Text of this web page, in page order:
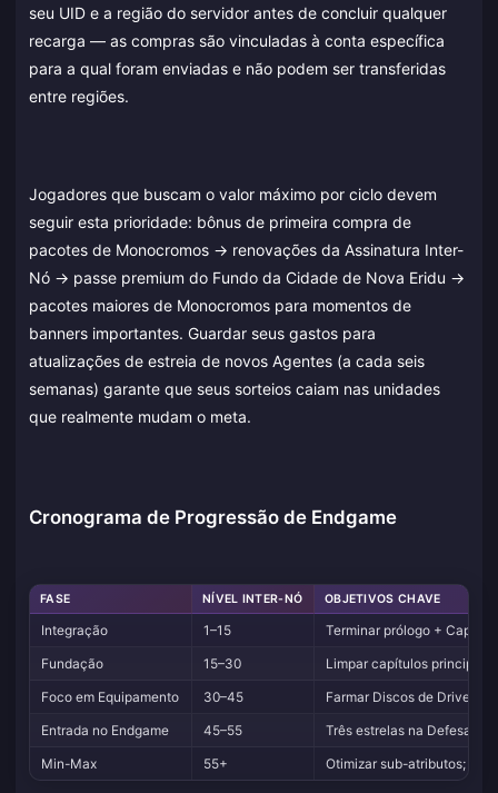
seu UID e a região do servidor antes de concluir qualquer
recarga — as compras são vinculadas à conta específica
para a qual foram enviadas e não podem ser transferidas
entre regiões.
Jogadores que buscam o valor máximo por ciclo devem
seguir esta prioridade: bônus de primeira compra de
pacotes de Monocromos → renovações da Assinatura Inter-
Nó → passe premium do Fundo da Cidade de Nova Eridu →
pacotes maiores de Monocromos para momentos de
banners importantes. Guardar seus gastos para
atualizações de estreia de novos Agentes (a cada seis
semanas) garante que seus sorteios caiam nas unidades
que realmente mudam o meta.
Cronograma de Progressão de Endgame
FASE NÍVEL INTER-NÓ OBJETIVOS CHAVE
Integração 1–15
Terminar prólogo +
Fundação
15–30
Limpar capítulos principais
Foco em Equipamento
30–45
Farmar Discos de Drive;
Entrada no Endgame
45–55
Três estrelas na Defesa
Min-Max
55+ Otimizar sub-atributos;